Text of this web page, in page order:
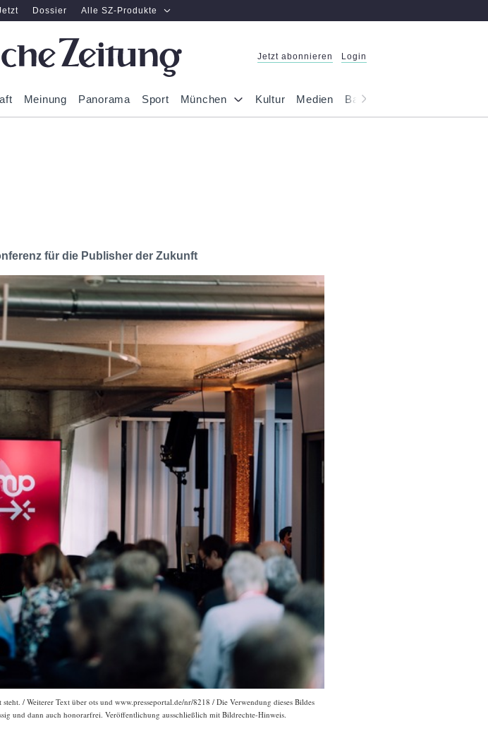
Dossier Alle SZ-Produkte
Jetzt abonnieren Login
Meinung Panorama Sport München Kultur Medien Bayern
für die Publisher der Zukunft
/ Weiterer Text über ots und www.presseportal.de/nr/8218 / Die Verwendung dieses Bildes
und dann auch honorarfrei. Veröffentlichung ausschließlich mit Bildrechte-Hinweis.